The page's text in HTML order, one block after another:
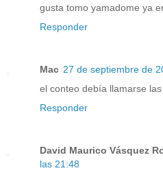
gusta tomo yamadome ya
Responder
Mac 27 de septiembre de
el conteo debía llamarse
Responder
David Maurico Vásquez
las 21:48